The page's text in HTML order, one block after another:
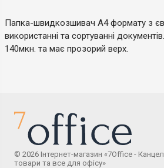
Папка-швидкозшивач А4 формату з
використанні та сортуванні
140мкн. та має прозорий верх.
© 2026 Інтернет-магазин «7Office -
товари та все для офісу»